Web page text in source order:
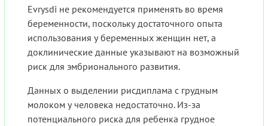
Evrysdi не рекомендуется применять во время
беременности, поскольку достаточного опыта
использования у беременных женщин нет, а
доклинические данные указывают на возможный
риск для эмбрионального развития.
Данных о выделении рисдиплама с грудным
молоком у человека недостаточно. Из-за
потенциального риска для ребенка грудное